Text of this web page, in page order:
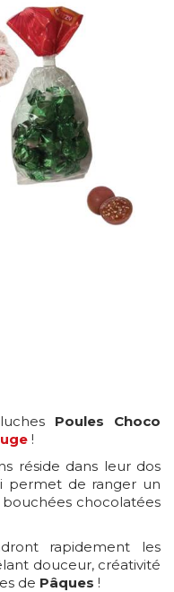
Poules Choco
!
réside dans leur dos
permet de ranger un
bouchées chocolatées
rapidement les
douceur, créativité
de Pâques !